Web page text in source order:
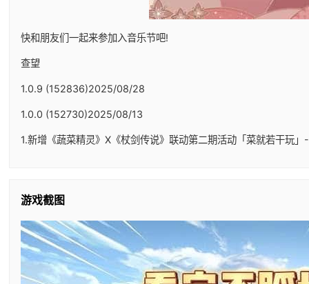
快和朋友们一起来参加入音乐节吧!
查望
1.0.9 (152836)2025/08/28
1.0.0 (152730)2025/08/13
1.新增《蔬菜精灵》X《杖剑传说》联动第二期活动「菜就若干玩
游戏截图